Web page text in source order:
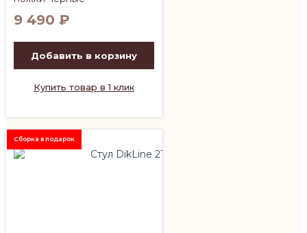
9 490 ₽
Добавить в корзину
Купить товар в 1 клик
Сборка в подарок